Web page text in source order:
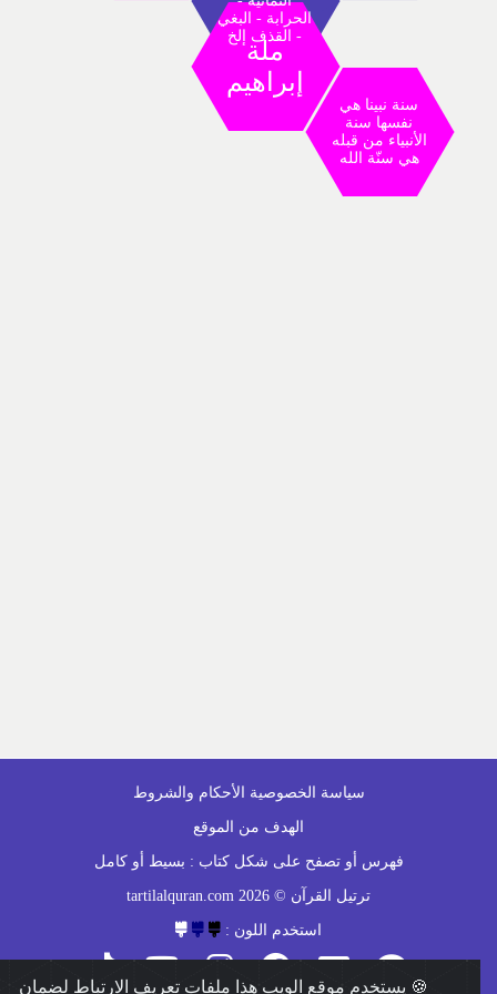
الحرابة - البغي
- القذف إلخ
سنة نبينا هي
نفسها سنة
الأنبياء من قبله
هي سنّة الله
ملة
إبراهيم
سياسة الخصوصية الأحكام والشروط
الهدف من الموقع
فهرس أو تصفح على شكل كتاب :بسيطأو كامل
ترتيل القرآن © 2026 tartilalquran.com
استخدم اللون :
🍪 يستخدم موقع الويب هذا ملفات تعريف الارتباط لضمان